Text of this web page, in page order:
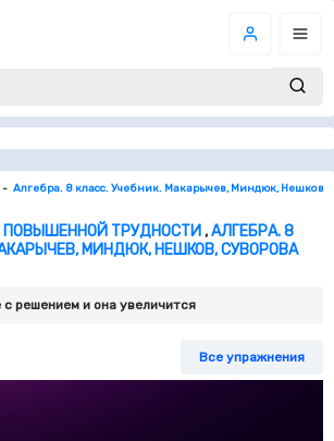
Алгебра. 8 класс. Учебник. Макарычев, Миндюк, Нешков,
ПОВЫШЕННОЙ ТРУДНОСТИ,АЛГЕБРА. 8
МИНДЮК, НЕШКОВ, СУВОРОВА
решением и она увеличится
Все упражнения